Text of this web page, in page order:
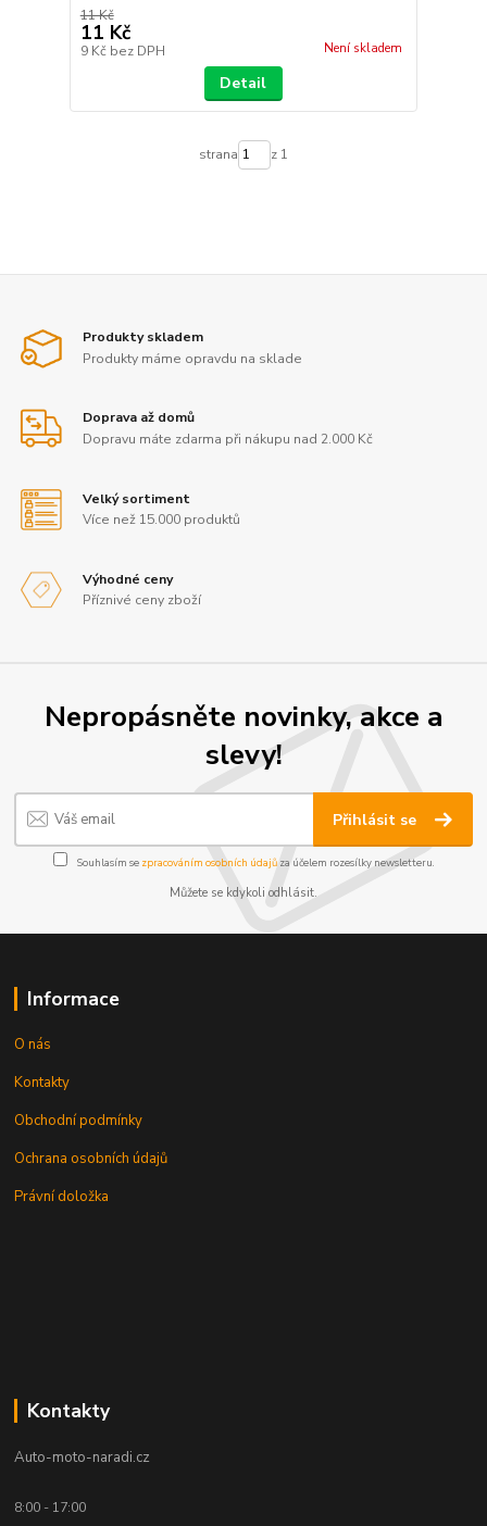
11 Kč
11 Kč
9 Kč bez DPH Není skladem
Detail
strana z 1
Produkty skladem
Produkty máme opravdu na sklade
Doprava až domů
Dopravu máte zdarma při nákupu nad 2.000 Kč
Velký sortiment
Více než 15.000 produktů
Výhodné ceny
Příznivé ceny zboží
Nepropásněte novinky, akce a
slevy!
Přihlásit se
Souhlasím se zpracováním osobních údajůza účelem rozesílky newsletteru.
Můžete se kdykoli odhlásit.
Informace
O nás
Kontakty
Obchodní podmínky
Ochrana osobních údajů
Právní doložka
Kontakty
Auto-moto-naradi.cz
8:00 - 17:00